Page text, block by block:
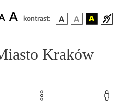
A kontrast:
Kraków